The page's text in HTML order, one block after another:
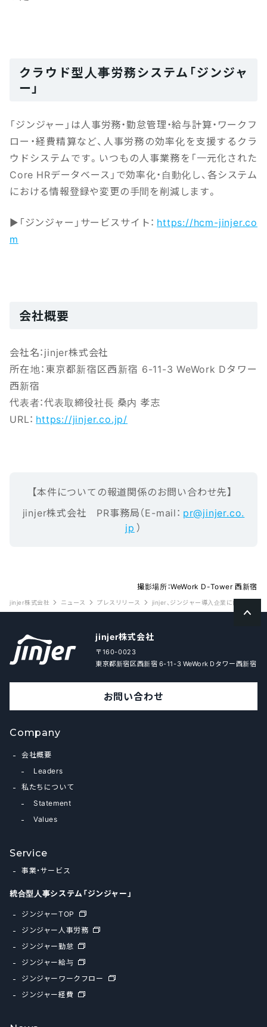
クラウド型人事労務システム「ジンジャ
ー」
「ジンジャー」は人事労務・勤怠管理・給与計算・ワークフ
ロー・経費精算など、人事労務の効率化を支援するクラ
ウドシステムです。いつもの人事業務を「一元化された
Core HRデータベース」で効率化・自動化し、各システム
における情報登録や変更の手間を削減します。
▶「ジンジャー」サービスサイト： https://hcm-jinjer.co
m
会社概要
会社名：jinjer株式会社
所在地：東京都新宿区西新宿 6-11-3 WeWork Dタワー
西新宿
代表者：代表取締役社長 桑内 孝志
URL： https://jinjer.co.jp/
【本‌件‌に‌つ‌い‌ての報‌道‌関‌係‌の‌お‌問‌い‌合‌わ‌せ先】‌ ‌
jinjer株式会社 ‌PR事務局（E-mail‌：‌ pr@jinjer.co.
jp ）
jinjer株式会社 ニュース プレスリリース jinjer、ジンジャー導入企業に向けて「ジ
撮影場所：WeWork D-Tower 西新宿
jinjer株式会社
〒160-0023
東京都新宿区西新宿 6-11-3 WeWork Dタワー西新宿
お問い合わせ
Company
会社概要
Leaders
私たちについて
Statement
Values
Service
事業・サービス
統合型人事システム「ジンジャー」
ジンジャーTOP
ジンジャー人事労務
ジンジャー勤怠
ジンジャー給与
ジンジャーワークフロー
ジンジャー経費